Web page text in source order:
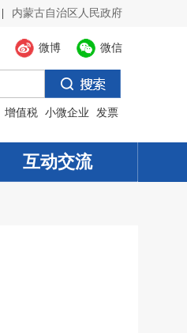
内蒙古自治区人民政府
微信
微博
增值税 小微企业 发票
互动交流
互动交流